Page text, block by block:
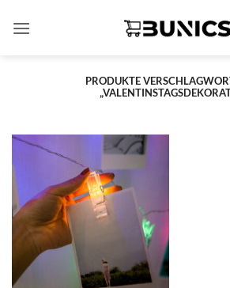
Inhalt
PRODUKTE